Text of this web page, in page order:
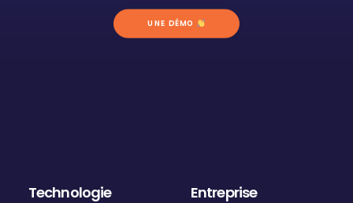
UNE DÉMO
Technologie Entreprise